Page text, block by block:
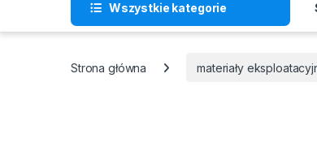
Wszystkie kategorie
Strona główna materiały